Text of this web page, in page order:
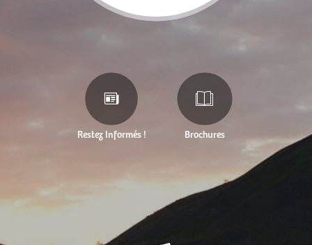
Restez Informés ! Brochures